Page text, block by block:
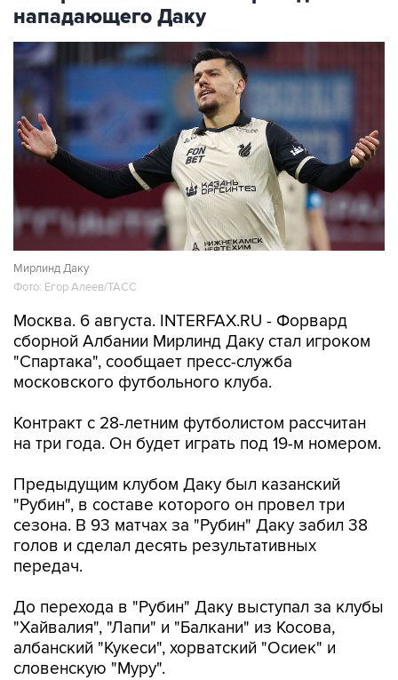
нападающего Даку
Мирлинд Даку
Фото: Егор Алеев/ТАСС
Москва. 6 августа. INTERFAX.RU - Форвард
сборной Албании Мирлинд Даку стал игроком
"Спартака", сообщает пресс-служба
московского футбольного клуба.
Контракт с 28-летним футболистом рассчитан
на три года. Он будет играть под 19-м номером.
Предыдущим клубом Даку был казанский
"Рубин", в составе которого он провел три
сезона. В 93 матчах за "Рубин" Даку забил 38
голов и сделал десять результативных
передач.
До перехода в "Рубин" Даку выступал за клубы
"Хайвалия", "Лапи" и "Балкани" из Косова,
албанский "Кукеси", хорватский "Осиек" и
словенскую "Муру".